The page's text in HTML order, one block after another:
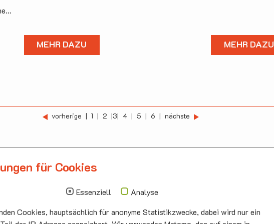
MEHR DAZU MEHR DAZU
vorherige 1 2 3 4 5 6 nächste
Hallbergmoos
Hallbergmoos
Sonntag
Auferstehungskirc
für Cookies
Essenziell
Analyse
Cookies, hauptsächlich für anonyme Statistikzwecke, dabei wird nur ein